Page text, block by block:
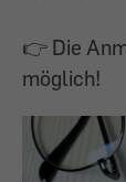
👉 Die
möglich!